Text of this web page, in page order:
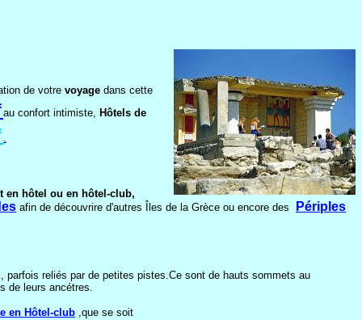
de votre voyage dans cette
au confort intimiste, Hôtels de
.
en hôtel ou en hôtel-club,
afin de découvrire d'autres Îles de la Grèce ou encore des
Périples
reliés par de petites pistes.Ce sont de hauts sommets au
de leurs ancétres.
en Hôtel-club ,que se soit